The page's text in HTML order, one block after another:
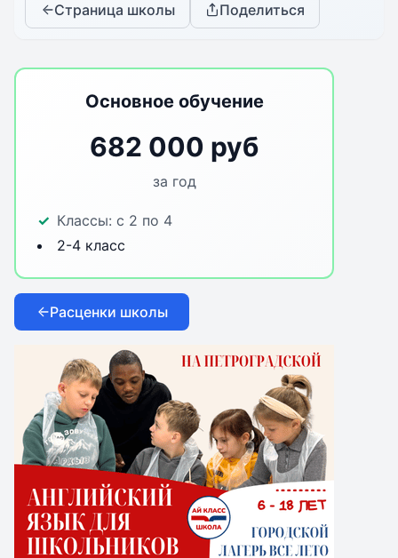
Страница школы Поделиться
Основное обучение
682 000 руб
за год
Классы: с 2 по 4
2-4 класс
Расценки школы